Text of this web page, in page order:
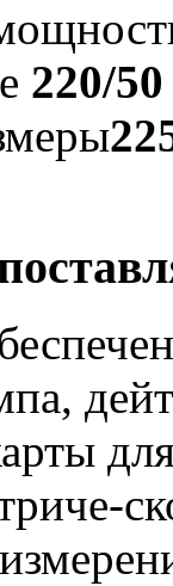
220/